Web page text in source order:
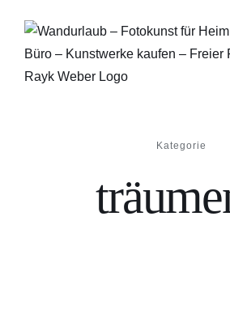
Inhalt
springen
Kategorie